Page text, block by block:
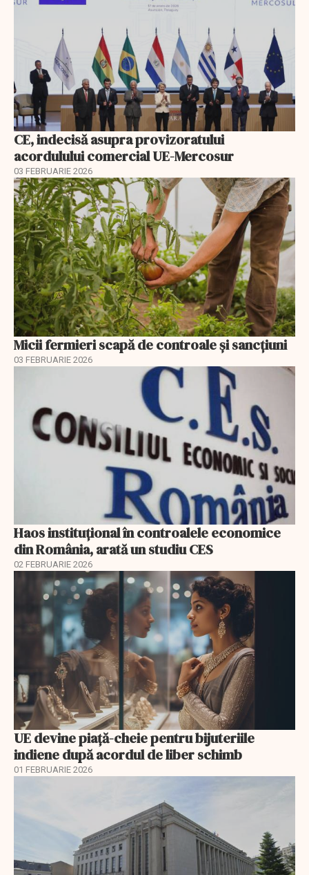
CE, indecisă asupra provizoratului
acordulului comercial UE-Mercosur
03 FEBRUARIE 2026
Micii fermieri scapă de controale și sancțiuni
03 FEBRUARIE 2026
Haos instituțional în controalele economice
din România, arată un studiu CES
02 FEBRUARIE 2026
UE devine piață-cheie pentru bijuteriile
indiene după acordul de liber schimb
01 FEBRUARIE 2026